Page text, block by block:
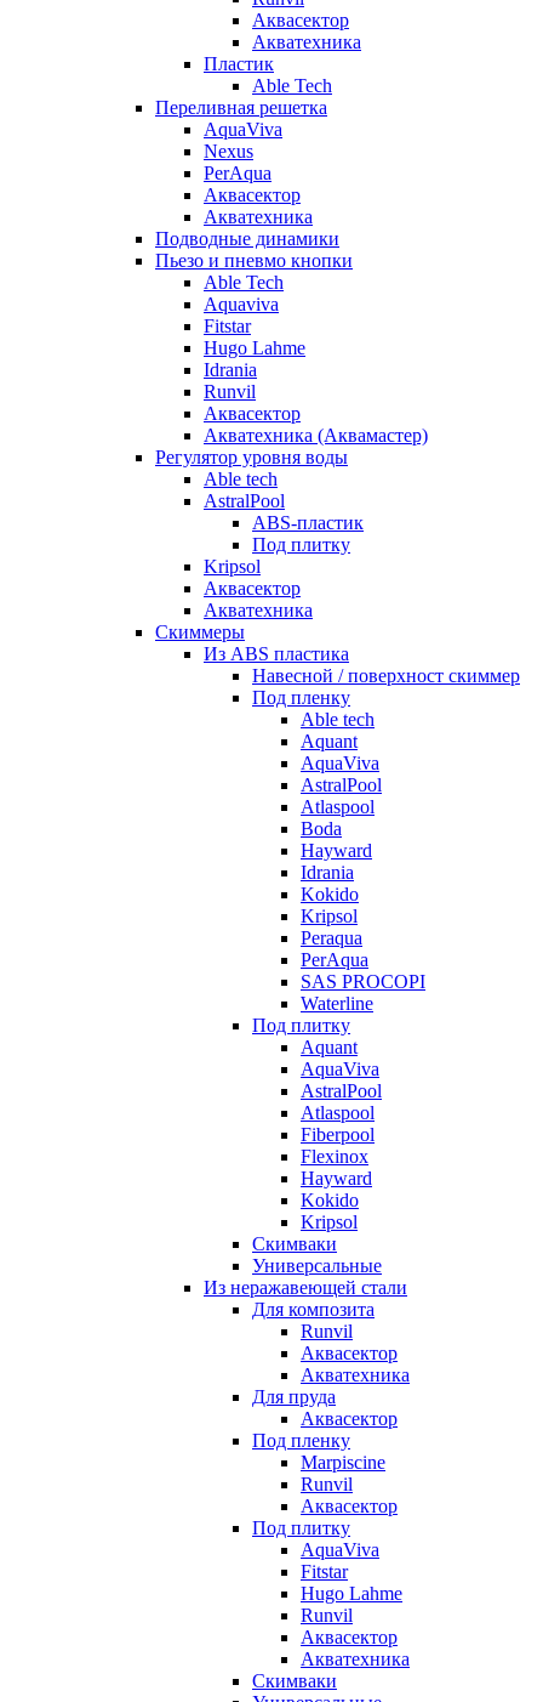
Аквасектор
Акватехника
Пластик
Able Tech
Переливная решетка
AquaViva
Nexus
PerAqua
Аквасектор
Акватехника
Подводные динамики
Пьезо и пневмо кнопки
Able Tech
Aquaviva
Fitstar
Hugo Lahme
Idrania
Runvil
Аквасектор
Акватехника (Аквамастер)
Регулятор уровня воды
Able tech
AstralPool
ABS-пластик
Под плитку
Kripsol
Аквасектор
Акватехника
Скиммеры
Из ABS пластика
Навесной / поверхност скиммер
Под пленку
Able tech
Aquant
AquaViva
AstralPool
Atlaspool
Boda
Hayward
Idrania
Kokido
Kripsol
Peraqua
PerAqua
SAS PROCOPI
Waterline
Под плитку
Aquant
AquaViva
AstralPool
Atlaspool
Fiberpool
Flexinox
Hayward
Kokido
Kripsol
Скимваки
Универсальные
Из неражавеющей стали
Для композита
Runvil
Аквасектор
Акватехника
Для пруда
Аквасектор
Под пленку
Marpiscine
Runvil
Аквасектор
Под плитку
AquaViva
Fitstar
Hugo Lahme
Runvil
Аквасектор
Акватехника
Скимваки